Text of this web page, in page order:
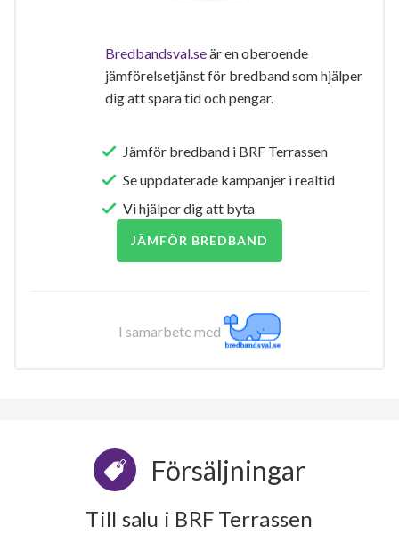
Bredbandsval.seär en oberoende
jämförelsetjänst för bredband som hjälper
dig att spara tid och pengar.
Jämför bredband i BRF Terrassen
Se uppdaterade kampanjer i realtid
Vi hjälper dig att byta
JÄMFÖR BREDBAND
I samarbete med
Försäljningar
Till salu i BRF Terrassen